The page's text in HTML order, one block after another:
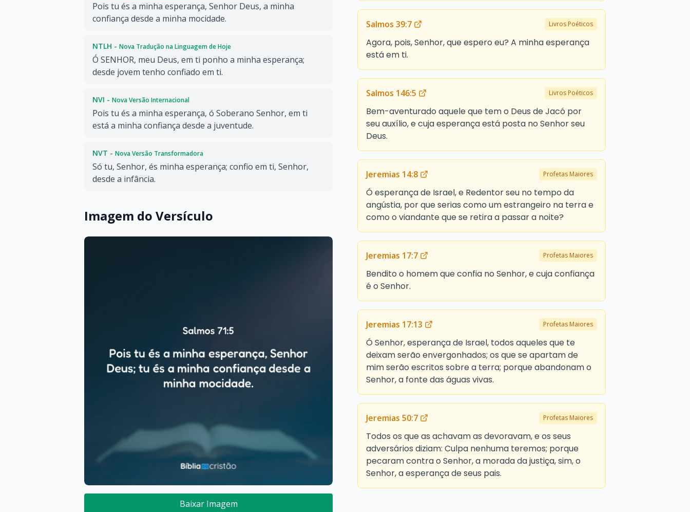
Pois tu és a minha esperança, Senhor Deus, a minha
confiança desde a minha mocidade.
NTLH - Nova Tradução na Linguagem de Hoje
Ó SENHOR, meu Deus, em ti ponho a minha esperança;
desde jovem tenho confiado em ti.
NVI - Nova Versão Internacional
Pois tu és a minha esperança, ó Soberano Senhor, em ti
está a minha confiança desde a juventude.
NVT - Nova Versão Transformadora
Só tu, Senhor, és minha esperança; confio em ti, Senhor,
desde a infância.
Imagem do Versículo
Baixar Imagem
Salmos 39:7 Livros Poéticos
Agora, pois, Senhor, que espero eu? A minha esperança
está em ti.
Salmos 146:5 Livros Poéticos
Bem-aventurado aquele que tem o Deus de Jacó por
seu auxílio, e cuja esperança está posta no Senhor seu
Deus.
Jeremias 14:8 Profetas Maiores
Ó esperança de Israel, e Redentor seu no tempo da
angústia, por que serias como um estrangeiro na terra e
como o viandante que se retira a passar a noite?
Jeremias 17:7 Profetas Maiores
Bendito o homem que confia no Senhor, e cuja confiança
é o Senhor.
Jeremias 17:13 Profetas Maiores
Ó Senhor, esperança de Israel, todos aqueles que te
deixam serão envergonhados; os que se apartam de
mim serão escritos sobre a terra; porque abandonam o
Senhor, a fonte das águas vivas.
Jeremias 50:7 Profetas Maiores
Todos os que as achavam as devoravam, e os seus
adversários diziam: Culpa nenhuma teremos; porque
pecaram contra o Senhor, a morada da justiça, sim, o
Senhor, a esperança de seus pais.